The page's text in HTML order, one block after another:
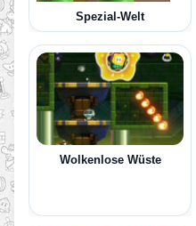
Spezial-Welt
Wolkenlose Wüste